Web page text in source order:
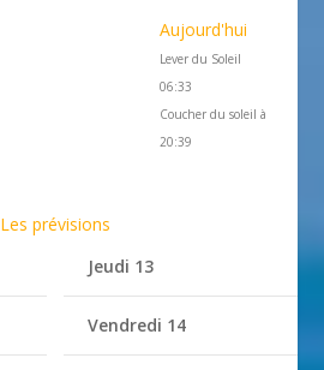
Aujourd'hui
Lever du Soleil
06:33
Coucher du soleil à
20:39
Les prévisions
Jeudi 13
Vendredi 14